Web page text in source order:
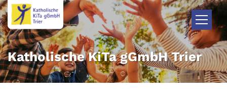
Zum Inhalt springen
Katholische KiTa gGmbH Trier